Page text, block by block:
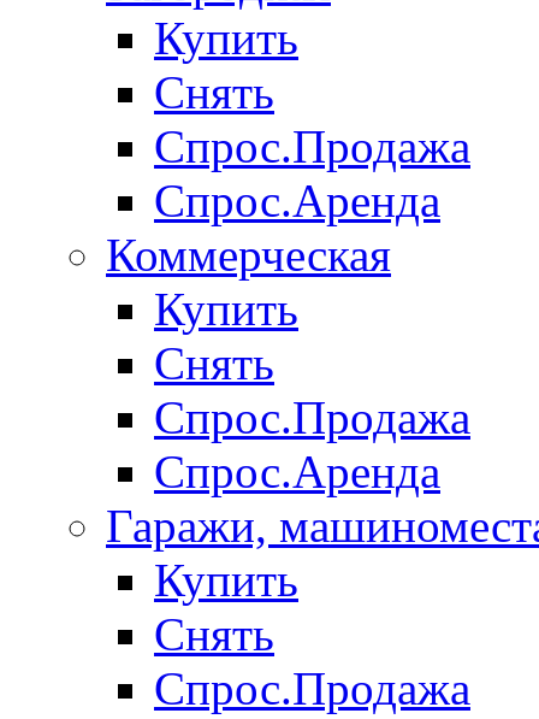
Купить
Снять
Спрос.Продажа
Спрос.Аренда
Коммерческая
Купить
Снять
Спрос.Продажа
Спрос.Аренда
Гаражи,
Купить
Снять
Спрос.Продажа